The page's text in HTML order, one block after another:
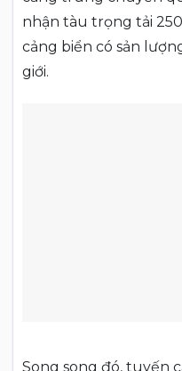
nhận tàu trọng tải
cảng biển có sản
giới.
Song song đó, tuyến